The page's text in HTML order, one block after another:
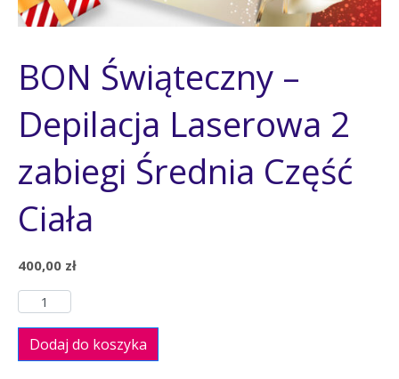
BON Świąteczny –
Depilacja Laserowa 2
zabiegi Średnia Część
Ciała
400,00 zł
Dodaj do koszyka